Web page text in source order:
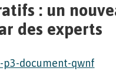
: un
des experts